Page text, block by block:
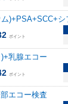
)+PSA+SCC+シ
ポイント
乳腺エコー
ポイント
エコー検査